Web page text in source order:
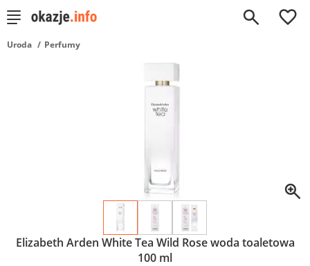
0
Uroda Perfumy
Elizabeth Arden White Tea Wild Rose woda toaletowa
100 ml